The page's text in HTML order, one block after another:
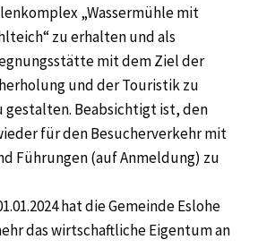
„Wassermühle mit
zu erhalten und als
mit dem Ziel der
und der Touristik zu
Beabsichtigt ist, den
für den Besucherverkehr mit
Führungen (auf Anmeldung) zu
hat die Gemeinde Eslohe
das wirtschaftliche Eigentum an